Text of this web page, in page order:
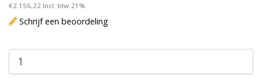
€2.156,22 Incl. btw 21%
Schrijf een beoordeling